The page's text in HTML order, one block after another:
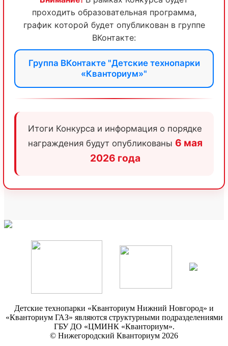
проходить образовательная программа,
график которой будет опубликован в группе
ВКонтакте:
Группа ВКонтакте "Детские технопарки
«Кванториум»"
Итоги Конкурса и информация о порядке
награждения будут опубликованы 6 мая
2026 года
Детские технопарки «Кванториум Нижний Новгород» и
«Кванториум ГАЗ» являются структурными подразделениями
ГБУ ДО «ЦМИНК «Кванториум».
© Нижегородский Кванториум 2026